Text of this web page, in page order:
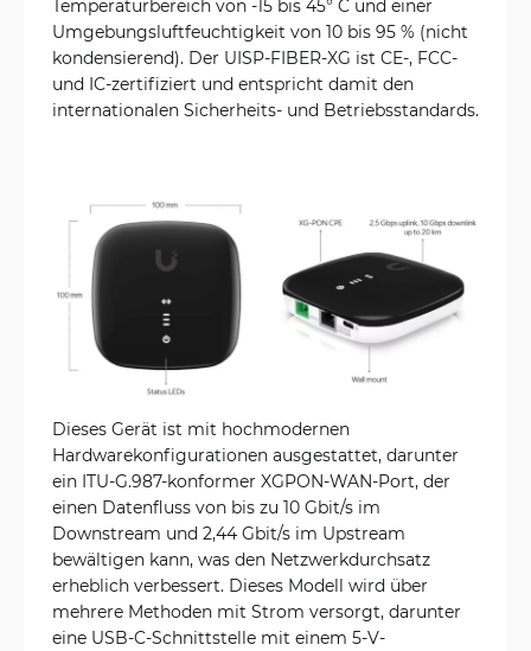
Temperaturbereich von -15 bis 45° C und einer
Umgebungsluftfeuchtigkeit von 10 bis 95 % (nicht
kondensierend). Der UISP-FIBER-XG ist CE-, FCC-
und IC-zertifiziert und entspricht damit den
internationalen Sicherheits- und Betriebsstandards.
Dieses Gerät ist mit hochmodernen
Hardwarekonfigurationen ausgestattet, darunter
ein ITU-G.987-konformer XGPON-WAN-Port, der
einen Datenfluss von bis zu 10 Gbit/s im
Downstream und 2,44 Gbit/s im Upstream
bewältigen kann, was den Netzwerkdurchsatz
erheblich verbessert. Dieses Modell wird über
mehrere Methoden mit Strom versorgt, darunter
eine USB-C-Schnittstelle mit einem 5-V-